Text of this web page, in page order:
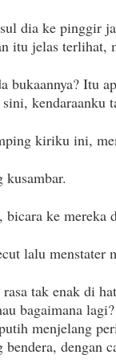
dia ke pinggir
itu jelas terlihat,
bukaannya? Itu
kendaraanku
kiriku ini,
kusambar.
ke mereka
lalu menstater
tak enak di
bagaimana
menjelang
dengan